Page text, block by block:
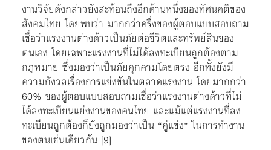
งานวิจัยดังกล่าวยังสะท้อนถึงอีกด้านหนึ่งของทัศนคติของ
สังคมไทย โดยพบว่า มากกว่าครึ่งของผู้ตอบแบบสอบถาม
เชื่อว่าแรงงานต่างด้าวเป็นภัยต่อชีวิตและทรัพย์สินของ
ตนเอง โดยเฉพาะแรงงานที่ไม่ได้ลงทะเบียนถูกต้องตาม
กฎหมาย ซึ่งมองว่าเป็นภัยคุกคามโดยตรง อีกทั้งยังมี
ความกังวลเรื่องการแข่งขันในตลาดแรงงาน โดยมากกว่า
60% ของผู้ตอบแบบสอบถามเชื่อว่าแรงงานต่างด้าวที่ไม่
ได้ลงทะเบียนแย่งงานของคนไทย และแม้แต่แรงงานที่ลง
ทะเบียนถูกต้องก็ยังถูกมองว่าเป็น “คู่แข่ง” ในการทำงาน
ของตนเช่นเดียวกัน [9]